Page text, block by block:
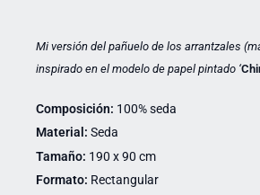
Mi versión del pañuelo de los arrantzales
inspirado en el modelo de papel pintado ‘
Composición: 100% seda
Material: Seda
Tamaño: 190 x 90 cm
Formato: Rectangular